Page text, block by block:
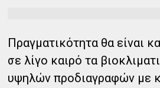
Πραγματικότητα θα είναι
σε λίγο καιρό τα
υψηλών προδιαγραφών με